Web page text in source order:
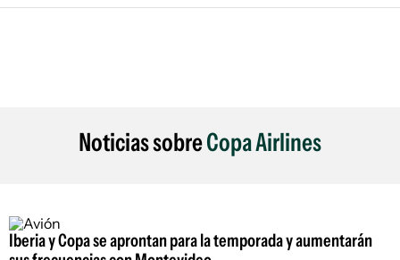
ARGENTINA
Noticias sobreCopa Airlines
Iberia y Copa se aprontan para la temporada y aumentarán